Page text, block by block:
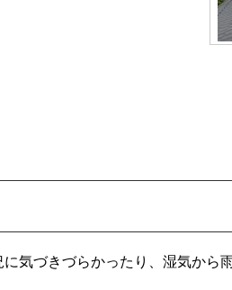
気づきづらかったり、湿気から